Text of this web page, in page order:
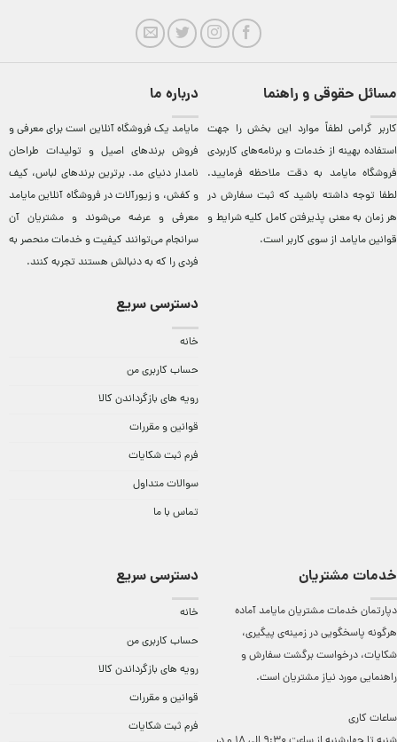
مسائل حقوقی و راهنما
کاربر گرامی لطفاً موارد این بخش را جهت
استفاده بهینه از خدمات و برنامه‌‏های کاربردی
فروشگاه مایامد به دقت ملاحظه فرمایید.
لطفا توجه داشته باشید که ثبت سفارش در
هر زمان به معنی پذیرفتن کامل کلیهشرایط و
قوانین مایامداز سوی کاربر است.
درباره ما
مایامد يک فروشگاه آنلاين است برای معرفی و
فروش برندهای اصيل و توليدات طراحان
نامدار دنيای مد. برترين‌ برندهای لباس، کيف
و کفش، و زيورآلات در فروشگاه آنلاين مایامد
معرفی و عرضه می‌شوند و مشتريان آن
سرانجام می‌توانند کيفيت و خدمات منحصر به
فردی را که به دنبالش هستند تجربه کنند.
دسترسی سریع
خانه
حساب کاربری من
رویه های بازگرداندن کالا
قوانین و مقررات
فرم ثبت شکایات
سوالات متداول
تماس با ما
خدمات مشتریان
دپارتمان خدمات مشتریان مایامد آماده
هرگونه پاسخگویی در زمینه‌ی پیگیری،
شکایات، درخواست برگشت سفارش و
راهنمایی مورد نیاز مشتریان است.
ساعات کاری
دسترسی سریع
خانه
حساب کاربری من
رویه های بازگرداندن کالا
قوانین و مقررات
فرم ثبت شکایات